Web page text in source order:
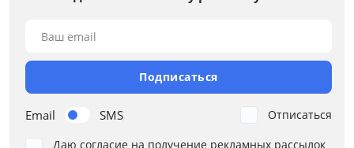
Email SMS
Ваш email
Подписаться
Даю согласие на получение рекламных рассылок
Отписаться